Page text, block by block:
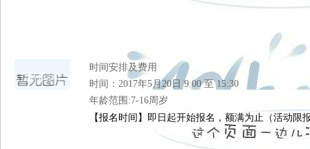
预订须知
时间安排及费用
时间：2017年5月20日 9:00 至 15:30
年龄范围:7-16周岁
【报名时间】即日起开始报名，额满为止（活动限